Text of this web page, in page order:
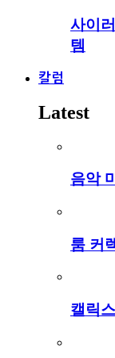
사이
템
칼럼
Latest
음악
룸 커
캘릭